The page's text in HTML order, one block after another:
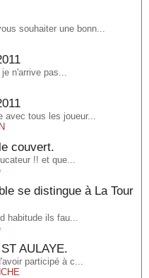
souhaiter une bonn...
n'arrive pas...
avec tous les joueur...
couvert.
!! et que...
se distingue à La Tour
habitude ils fau...
AULAYE.
participé à c...